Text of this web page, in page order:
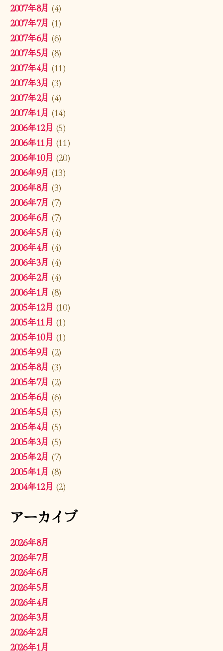
2007年8月 (4)
2007年7月 (1)
2007年6月 (6)
2007年5月 (8)
2007年4月 (11)
2007年3月 (3)
2007年2月 (4)
2007年1月 (14)
2006年12月 (5)
2006年11月 (11)
2006年10月 (20)
2006年9月 (13)
2006年8月 (3)
2006年7月 (7)
2006年6月 (7)
2006年5月 (4)
2006年4月 (4)
2006年3月 (4)
2006年2月 (4)
2006年1月 (8)
2005年12月 (10)
2005年11月 (1)
2005年10月 (1)
2005年9月 (2)
2005年8月 (3)
2005年7月 (2)
2005年6月 (6)
2005年5月 (5)
2005年4月 (5)
2005年3月 (5)
2005年2月 (7)
2005年1月 (8)
2004年12月 (2)
アーカイブ
2026年8月
2026年7月
2026年6月
2026年5月
2026年4月
2026年3月
2026年2月
2026年1月